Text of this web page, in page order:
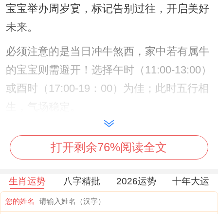
宝宝举办周岁宴，标记告别过往，开启美好
未来。
必须注意的是当日冲牛煞西，家中若有属牛
的宝宝则需避开！选择午时（11:00-13:00）
或酉时（17:00-19：00）为佳；此时五行相
3.农历十二月阳历12月5日（星期六） ：此
日为成日,标记成就同圆满！于此日办宴，寓
意宝宝以后的日子前程似锦，成就非凡...
打开剩余76%阅读全文
生肖运势 八字精批 2026运势 十年大运
您的姓名